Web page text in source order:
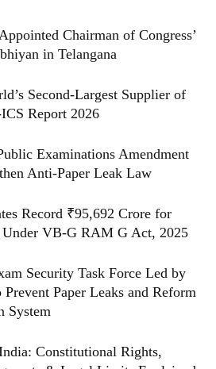
Chairman of Congress’
in Telangana
Second-Largest Supplier of
Report 2026
Examinations Amendment
Anti-Paper Leak Law
Record ₹95,692 Crore for
VB-G RAM G Act, 2025
Security Task Force Led by
Paper Leaks and Reform
System
Constitutional Rights,